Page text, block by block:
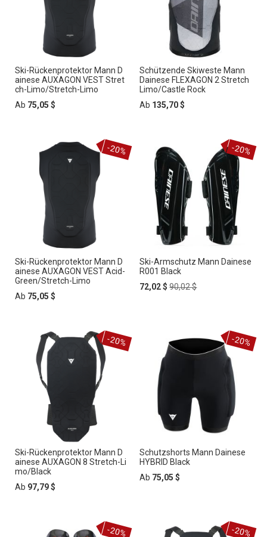
Ski-Rückenprotektor Mann D
ainese AUXAGON VEST Stret
ch-Limo/Stretch-Limo
Ab 75,05 $
Schützende Skiweste Mann
Dainese FLEXAGON 2 Stretch
Limo/Castle Rock
Ab 135,70 $
Ski-Rückenprotektor Mann D
ainese AUXAGON VEST Acid-
Green/Stretch-Limo
Ab 75,05 $
-20%
Ski-Armschutz Mann Dainese
R001 Black
Special
72,02 $ Regular
90,02 $
-20%
Ski-Rückenprotektor Mann D
ainese AUXAGON 8 Stretch-Li
mo/Black
Ab 97,79 $
-20%
Schutzshorts Mann Dainese
HYBRID Black
Ab 75,05 $
-20%
-20% -20%